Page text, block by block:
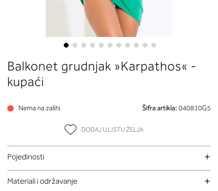
to
the
beginning
the
Balkonet grudnjak »Karpathos« -
kupaći
Nema na zalihi Šifra artikla: 040810G5
DODAJ U LISTU ŽELJA
Pojedinosti
Materiali i održavanje